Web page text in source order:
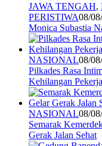
JAWA TENGAH,
PERISTIWA08/
Monica Subastia
NASIONAL08/
Pilkades Rasa
Kehilangan
NASIONAL08/
Semarak
Gerak Jalan Sehat